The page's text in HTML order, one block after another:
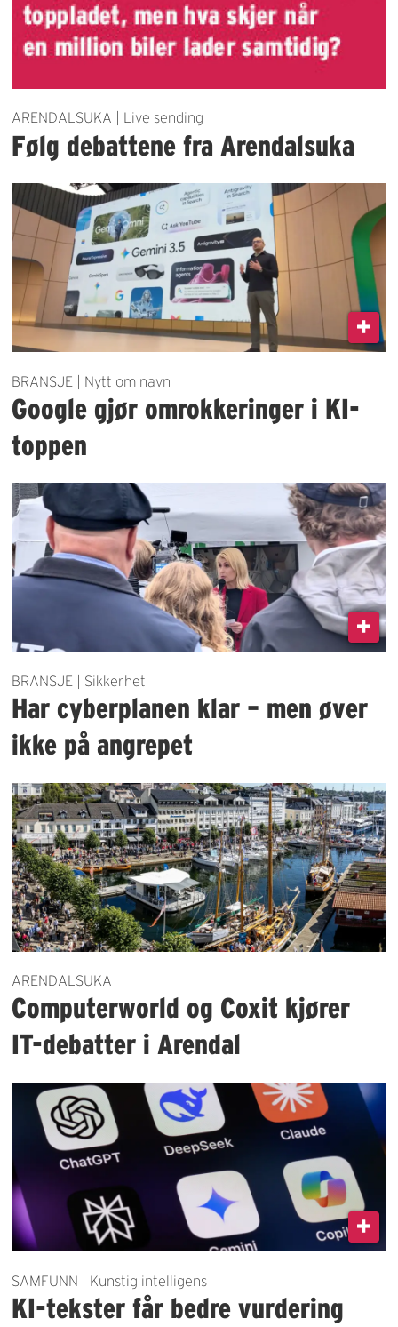
ARENDALSUKA | Live sending
Følg debattene fra Arendalsuka
BRANSJE | Nytt om navn
Google gjør omrokkeringer i KI-
toppen
BRANSJE | Sikkerhet
Har cyberplanen klar – men øver
ikke på angrepet
ARENDALSUKA
Computerworld og Coxit kjører
IT-debatter i Arendal
SAMFUNN | Kunstig intelligens
KI-tekster får bedre vurdering